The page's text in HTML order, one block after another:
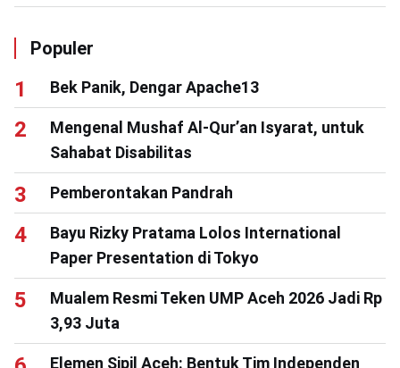
Populer
Bek Panik, Dengar Apache13
Mengenal Mushaf Al-Qur’an Isyarat, untuk
Sahabat Disabilitas
Pemberontakan Pandrah
Bayu Rizky Pratama Lolos International
Paper Presentation di Tokyo
Mualem Resmi Teken UMP Aceh 2026 Jadi Rp
3,93 Juta
Elemen Sipil Aceh: Bentuk Tim Independen